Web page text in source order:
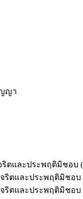
ญา
ริตและประพฤติมิชอบ
จริตและประพฤติมิชอบ
จริตและประพฤติมิชอบ